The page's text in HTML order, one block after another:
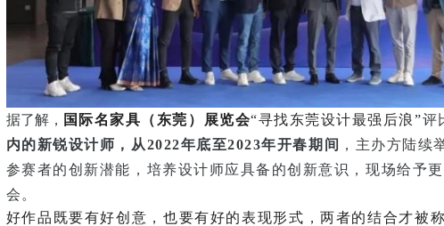
据了解， 国际名家具（东莞）展览会“寻找东莞设计最强后浪”评
内的新锐设计师，从2022年底至2023年开春期间 ，主办方陆续
参赛者的创新潜能，培养设计师应具备的创新意识，现场给予
会。
好作品既要有好创意，也要有好的表现形式，两者的结合才被